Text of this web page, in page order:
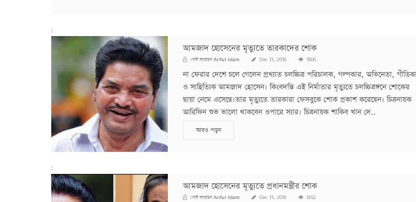
;
আমজাদ হোসেনের মৃত্যুতে তারকাদের শোক
পোস্ট করেছেনAriful Islam Dec 15, 2018 1806
না ফেরার দেশে চলে গেলেন প্রখ্যাত চলচ্চিত্র পরিচালক, গল্পকার, অভিনেতা,
ও সাহিত্যিক আমজাদ হোসেন। কিংবদন্তি এই নির্মাতার মৃত্যুতে চলচ্চিত্রঙ্গনে শোকের
ছায়া নেমে এসেছে।তার মৃত্যুতে তারকারা ফেসবুকে শোক প্রকাশ করেছেন। চিত্রনায়ক
আরিফিন শুভ ভালো থাকবেন ওপারে স্যার। চিত্রনায়ক শাকিব খান দে..
আরও পড়ুন
;
আমজাদ হোসেনের মৃত্যুতে প্রধানমন্ত্রীর শোক
পোস্ট করেছেনAriful Islam Dec 15, 2018 1652